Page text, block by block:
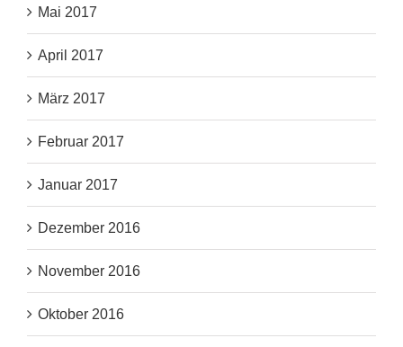
Mai 2017
April 2017
März 2017
Februar 2017
Januar 2017
Dezember 2016
November 2016
Oktober 2016